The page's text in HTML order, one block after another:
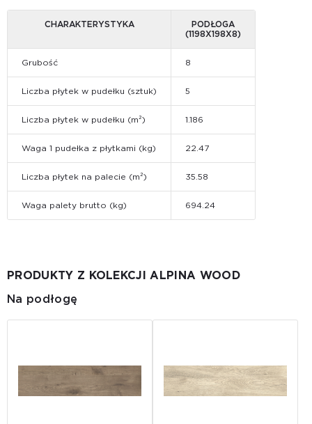
CHARAKTERYSTYKA
PODŁOGA
(1198Х198Х8)
Grubość 8
Liczba płytek w pudełku (sztuk) 5
Liczba płytek w pudełku (m²) 1.186
Waga 1 pudełka z płytkami (kg) 22.47
Liczba płytek na palecie (m²) 35.58
Waga palety brutto (kg) 694.24
PRODUKTY Z KOLEKCJI ALPINA WOOD
Na podłogę